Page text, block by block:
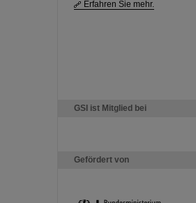
Erfahren Sie mehr.
GSI ist Mitglied bei
Gefördert von